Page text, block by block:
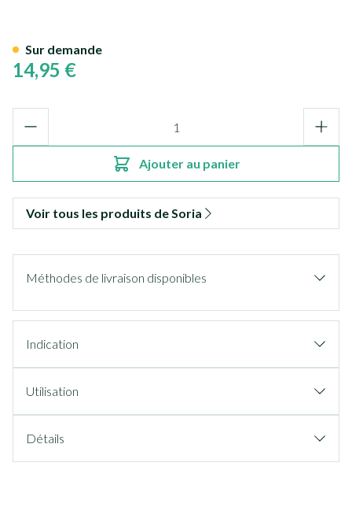
14,95 €
Ajouter au panier
Sur demande
Voir tous les produits de Soria
Méthodes de livraison disponibles
Indication
Utilisation
Détails